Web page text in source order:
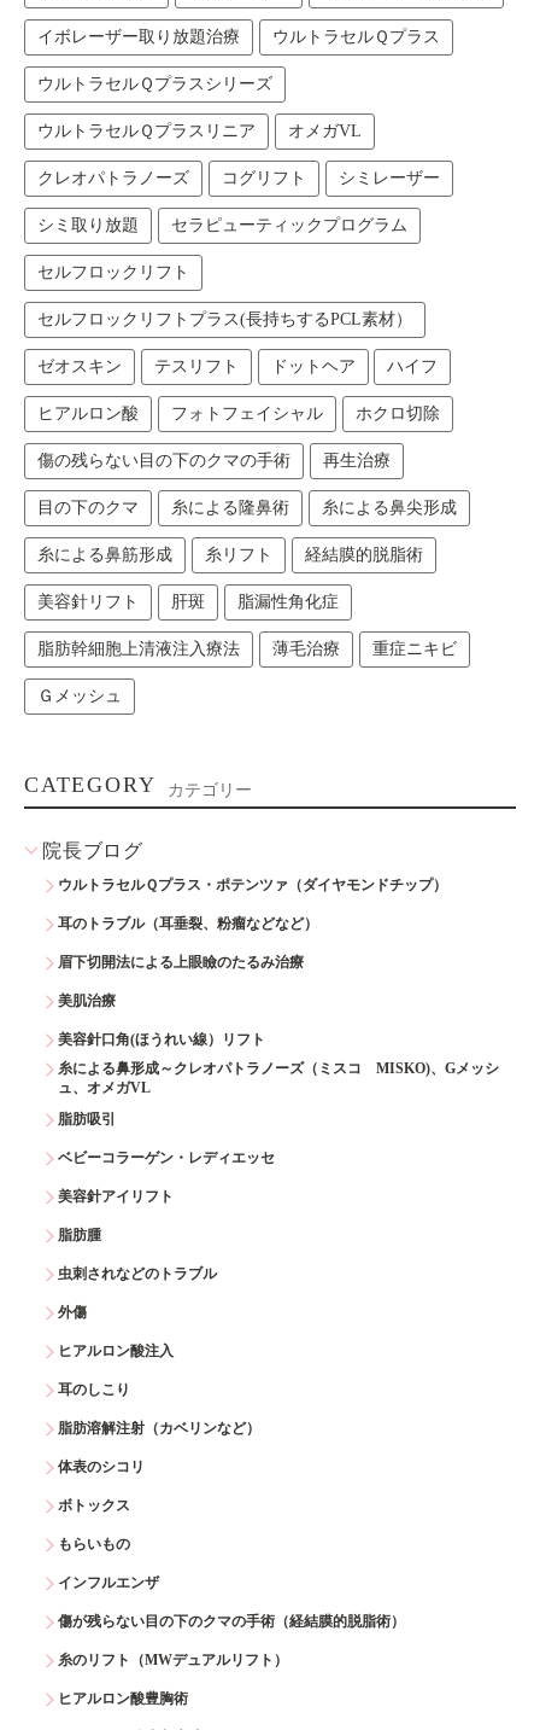
イボレーザー取り放題治療 ウルトラセルＱプラス
ウルトラセルＱプラスシリーズ
ウルトラセルＱプラスリニア オメガVL
クレオパトラノーズ コグリフト シミレーザー
シミ取り放題 セラピューティックプログラム
セルフロックリフト
セルフロックリフトプラス(長持ちするPCL素材）
ゼオスキン テスリフト ドットヘア ハイフ
ヒアルロン酸 フォトフェイシャル ホクロ切除
傷の残らない目の下のクマの手術 再生治療
目の下のクマ 糸による隆鼻術 糸による鼻尖形成
糸による鼻筋形成 糸リフト 経結膜的脱脂術
美容針リフト 肝斑 脂漏性角化症
脂肪幹細胞上清液注入療法 薄毛治療 重症ニキビ
Ｇメッシュ
CATEGORY カテゴリー
院長ブログ
ウルトラセルＱプラス・ポテンツァ（ダイヤモンドチップ）
耳のトラブル（耳垂裂、粉瘤などなど）
眉下切開法による上眼瞼のたるみ治療
美肌治療
美容針口角(ほうれい線）リフト
糸による鼻形成～クレオパトラノーズ（ミスコ MISKO)、Gメッシ
ュ、オメガVL
脂肪吸引
ベビーコラーゲン・レディエッセ
美容針アイリフト
脂肪腫
虫刺されなどのトラブル
外傷
ヒアルロン酸注入
耳のしこり
脂肪溶解注射（カベリンなど）
体表のシコリ
ボトックス
もらいもの
インフルエンザ
傷が残らない目の下のクマの手術（経結膜的脱脂術）
糸のリフト（MWデュアルリフト）
ヒアルロン酸豊胸術